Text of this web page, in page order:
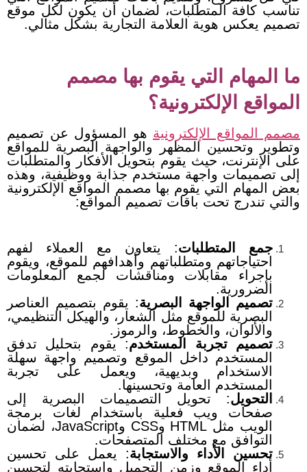
تناسب كافة المتطلبات، لضمان أن يكون لكل موقع
تصميم يعكس هوية العلامة التجارية بشكل مثالي.
ما المهام التي يقوم بها مصمم
المواقع الإلكترونية؟
مصمم المواقع الإلكترونية هو المسؤول عن تصميم
وتطوير وتحسين المظهر والواجهة البصرية للمواقع
على الإنترنت، حيث يقوم بتحويل الأفكار والمتطلبات
إلى تصميمات واجهة مستخدم جذابة ووظيفية، وهذه
بعض المهام التي يقوم بها مصمم المواقع الإلكترونية
والتي تندرج تحت باقات تصميم المواقع:
جمع المتطلبات: يتعاون مع العملاء لفهم
احتياجاتهم ومتطلباتهم وأهدافهم للموقع، ويقوم
بإجراء مقابلات ومناقشات لجمع المعلومات
الضرورية.
تصميم الواجهة البصرية: يقوم بتصميم العناصر
البصرية للموقع مثل الشعار، والهيكل التنظيمي،
والألوان، والخطوط، والرموز.
تصميم تجربة المستخدم: يقوم بتحليل تدفق
المستخدم داخل الموقع وتصميم واجهة سهلة
الاستخدام وبديهية، ويعمل على تجربة
المستخدم العامة وتحسينها.
التحويل: تحويل التصميمات البصرية إلى
صفحات ويب فعلية باستخدام لغات برمجة
الويب مثل HTML وCSS وJavaScript، لضمان
التوافق مع مختلف المتصفحات.
تحسين الأداء والاستجابة: يعمل على تحسين
أداء الموقع وزمن التحميل واستجابته لتحسين